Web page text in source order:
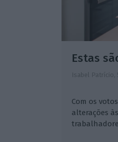
Estas
Isabel Patrício,
Com os
alterações